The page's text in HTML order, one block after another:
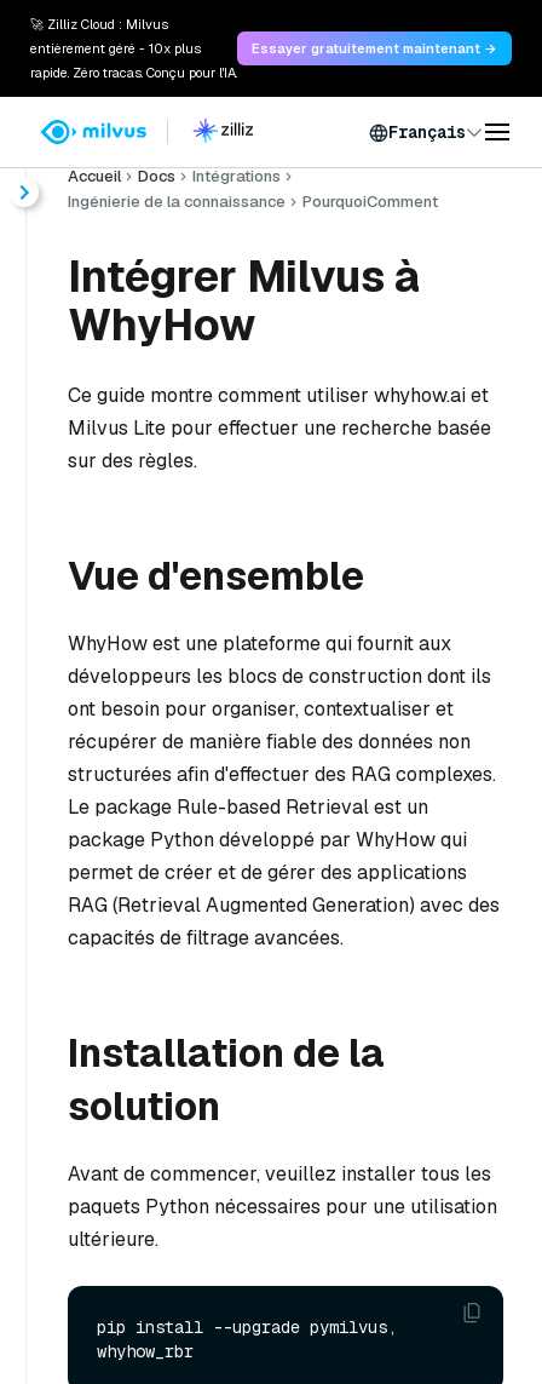
🚀 Zilliz Cloud : Milvus
entièrement géré - 10x plus
rapide. Zéro tracas. Conçu pour l'IA.
Essayer gratuitement maintenant →
Français
Accueil Docs
Intégrations
Ingénierie de la connaissance
PourquoiComment
Intégrer Milvus à
WhyHow
Ce guide montre comment utiliser whyhow.ai et
Milvus Lite pour effectuer une recherche basée
sur des règles.
Vue d'ensemble
WhyHow est une plateforme qui fournit aux
développeurs les blocs de construction dont ils
ont besoin pour organiser, contextualiser et
récupérer de manière fiable des données non
structurées afin d'effectuer des RAG complexes.
Le package Rule-based Retrieval est un
package Python développé par WhyHow qui
permet de créer et de gérer des applications
RAG (Retrieval Augmented Generation) avec des
capacités de filtrage avancées.
Installation de la
solution
Avant de commencer, veuillez installer tous les
paquets Python nécessaires pour une utilisation
ultérieure.
pip install --upgrade pymilvus,